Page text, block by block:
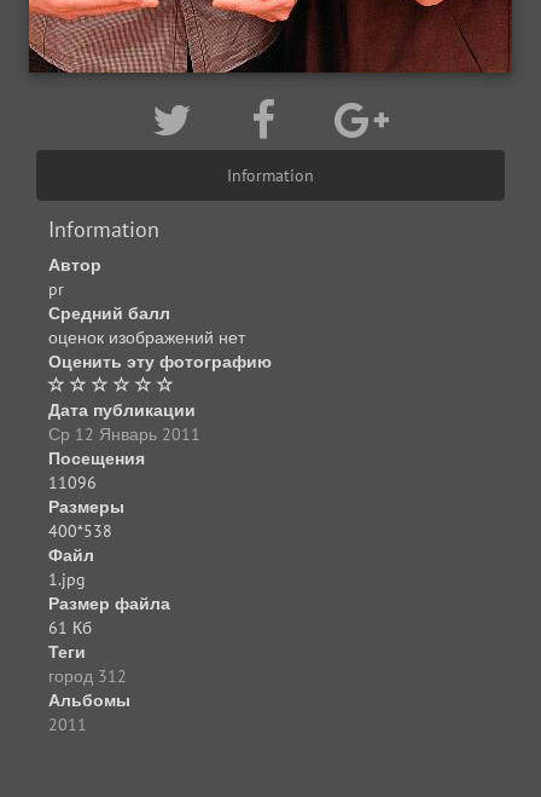
Information
Information
Автор
pr
Средний балл
оценок изображений нет
Оценить эту фотографию
Дата публикации
Ср 12 Январь 2011
Посещения
11096
Размеры
400*538
Файл
1.jpg
Размер файла
61 Кб
Теги
город 312
Альбомы
2011